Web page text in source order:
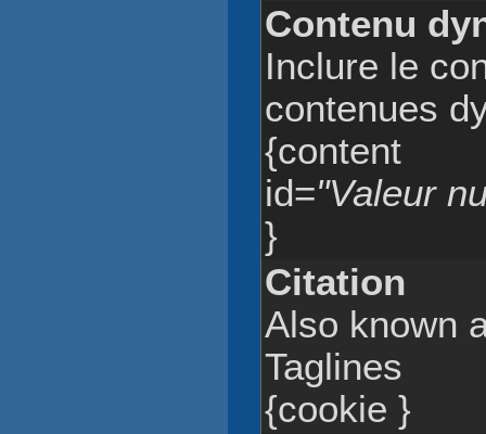
Contenu
Inclure le
contenues
{content
id="Valeur
}
Citation
Also known
Taglines
{cookie }